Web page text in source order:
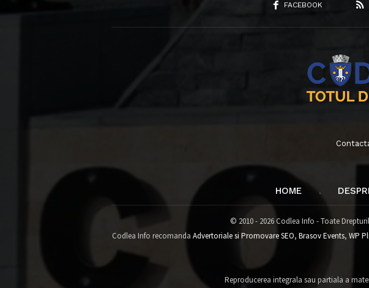
FACEBOOK
HOME
© 2010 - 2026 Codlea Info - Toate
Codlea Info recomanda Advertoriale si Promovare SEO, Brasov Events, WP
Reproducerea integrala sau partiala a